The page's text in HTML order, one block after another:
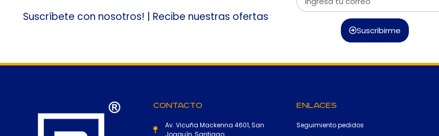
Suscríbete con nosotros! | Recibe nuestras ofertas
Suscribirme
Contacto
Av. Vicuña Mackenna 4601, San
Joaquín, Santiago
Enlaces
Seguimiento pedidos